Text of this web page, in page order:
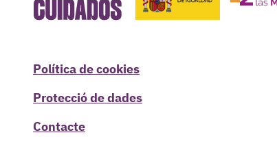
Política de cookies
Protecció de dades
Contacte